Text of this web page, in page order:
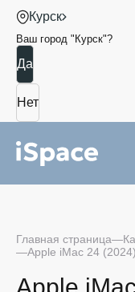
Курск
Ваш город " Курск"?
Главная страница
Apple iMac 24 (2024)